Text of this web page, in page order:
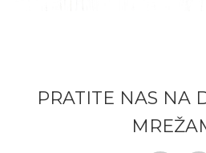
PRATITE NAS NA